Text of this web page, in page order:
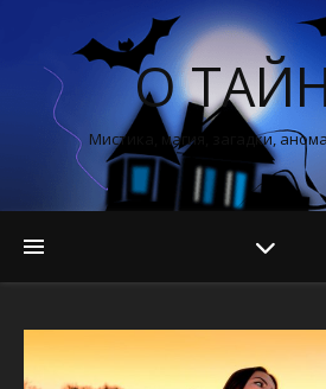
О
Мистика, магия, загадки,